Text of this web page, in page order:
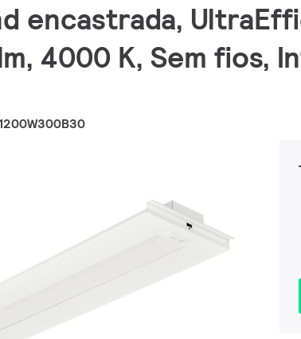
encastrada,
4000 K, Sem fios,